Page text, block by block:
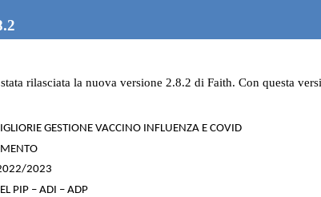
rilasciata la nuova versione 2.8.2 di Faith. Con questa
GESTIONE VACCINO INFLUENZA E COVID
2023
PIP – ADI – ADP